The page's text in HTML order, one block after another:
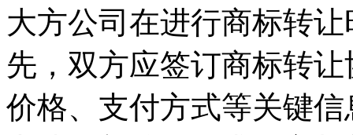
大方公司在进行商标转
先，双方应签订商标转
价格、支付方式等关键